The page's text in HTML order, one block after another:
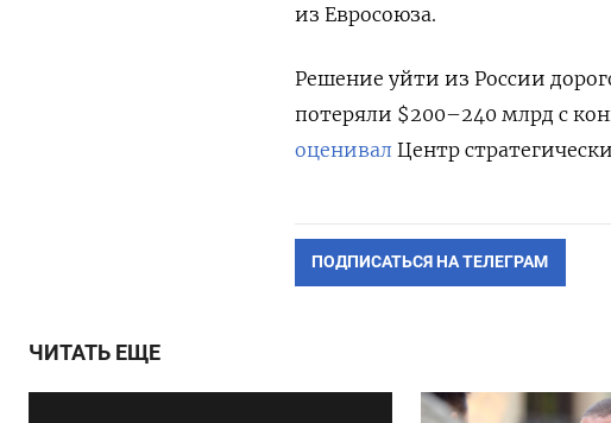
из Евросоюза.
Решение уйти из России
потеряли $200–240 млрд с
оценивал Центр
ПОДПИСАТЬСЯ НА ТЕЛЕГРАМ
ЧИТАТЬ ЕЩЕ